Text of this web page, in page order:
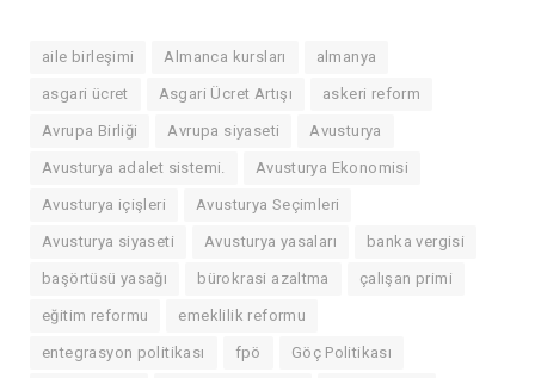
aile birleşimi Almanca kursları almanya
asgari ücret Asgari Ücret Artışı askeri reform
Avrupa Birliği Avrupa siyaseti Avusturya
Avusturya adalet sistemi. Avusturya Ekonomisi
Avusturya içişleri Avusturya Seçimleri
Avusturya siyaseti Avusturya yasaları banka vergisi
başörtüsü yasağı bürokrasi azaltma çalışan primi
eğitim reformu emeklilik reformu
entegrasyon politikası fpö Göç Politikası